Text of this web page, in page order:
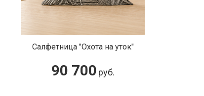
Салфетница "Охота на уток"
90 700 руб.